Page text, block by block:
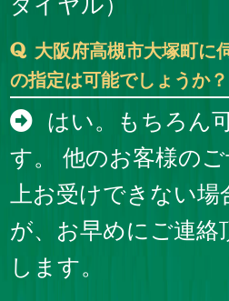
大阪府高槻市大塚町に
の指定は可能でしょうか？
はい。もちろん
す。 他のお客様の
上お受けできない
が、お早めにご連絡
します。